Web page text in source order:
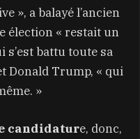
», a balayé l’ancien
élection « restait un
s’est battu toute sa
Donald Trump, « qui
»
candidature, donc,